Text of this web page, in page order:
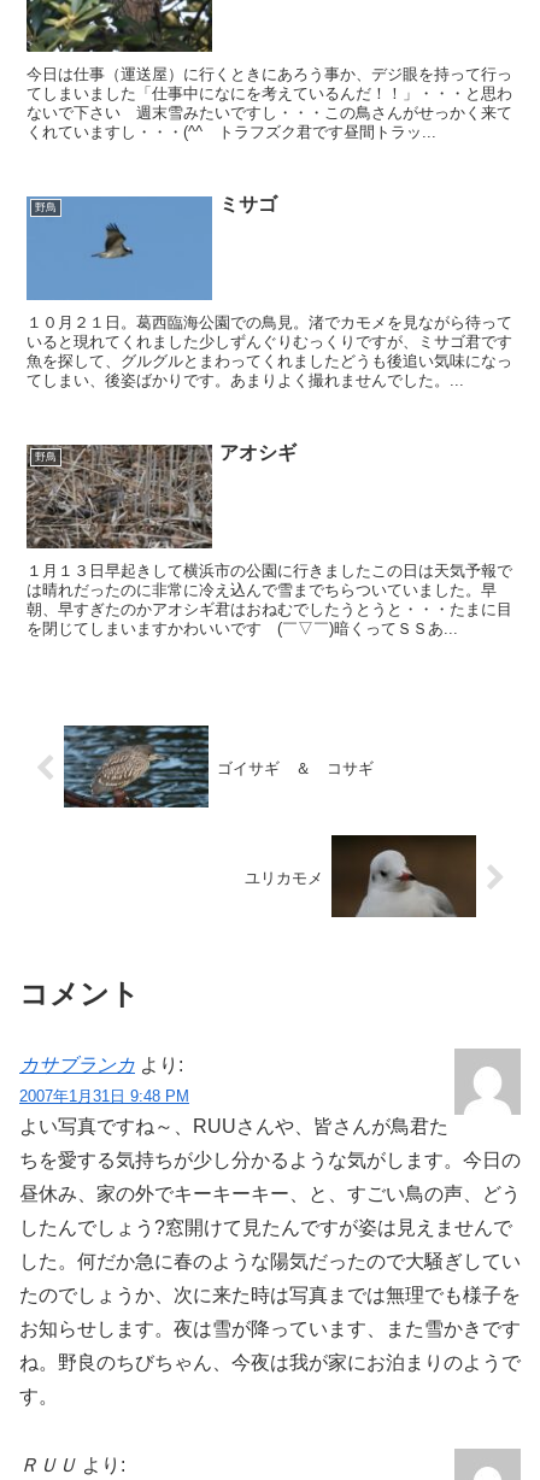
今日は仕事（運送屋）に行くときにあろう事か、デジ眼を持って行っ
てしまいました「仕事中になにを考えているんだ！！」・・・と思わ
ないで下さい 週末雪みたいですし・・・この鳥さんがせっかく来て
くれていますし・・・(^^ゞトラフズク君です昼間トラッ...
野鳥 ミサゴ
１０月２１日。葛西臨海公園での鳥見。渚でカモメを見ながら待って
いると現れてくれました少しずんぐりむっくりですが、ミサゴ君です
魚を探して、グルグルとまわってくれましたどうも後追い気味になっ
てしまい、後姿ばかりです。あまりよく撮れませんでした。...
野鳥 アオシギ
１月１３日早起きして横浜市の公園に行きましたこの日は天気予報で
は晴れだったのに非常に冷え込んで雪までちらついていました。早
朝、早すぎたのかアオシギ君はおねむでしたうとうと・・・たまに目
を閉じてしまいますかわいいです (￣▽￣)暗くってＳＳあ...
ゴイサギ ＆ コサギ
ユリカモメ
コメント
カサブランカ より:
2007年1月31日 9:48 PM
よい写真ですね～、RUUさんや、皆さんが鳥君た
ちを愛する気持ちが少し分かるような気がします。今日の
昼休み、家の外でキーキーキー、と、すごい鳥の声、どう
したんでしょう?窓開けて見たんですが姿は見えませんで
した。何だか急に春のような陽気だったので大騒ぎしてい
たのでしょうか、次に来た時は写真までは無理でも様子を
お知らせします。夜は雪が降っています、また雪かきです
ね。野良のちびちゃん、今夜は我が家にお泊まりのようで
す。
ＲＵＵ より: